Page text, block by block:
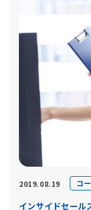
2019.08.19 コ
インサイドセール